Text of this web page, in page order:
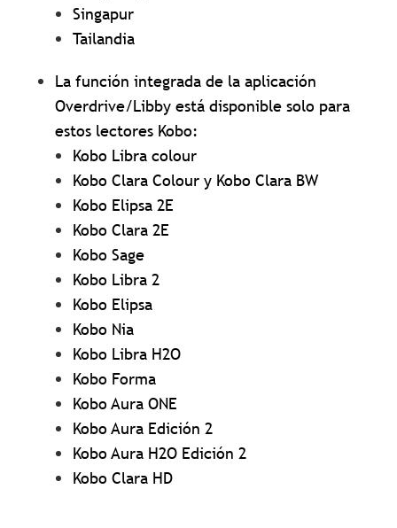
Singapur
Tailandia
La función integrada de la aplicación
Overdrive/Libby está disponible solo para
estos lectores Kobo:
Kobo Libra colour
Kobo Clara Colour y Kobo Clara BW
Kobo Elipsa 2E
Kobo Clara 2E
Kobo Sage
Kobo Libra 2
Kobo Elipsa
Kobo Nia
Kobo Libra H2O
Kobo Forma
Kobo Aura ONE
Kobo Aura Edición 2
Kobo Aura H2O Edición 2
Kobo Clara HD